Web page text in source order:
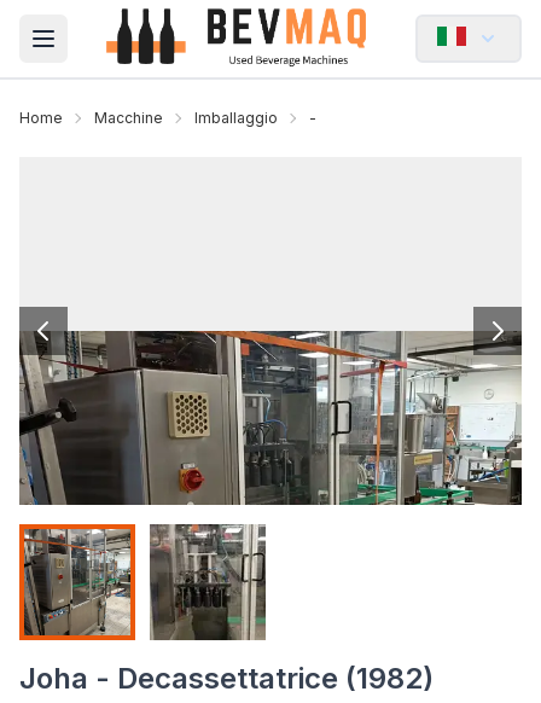
Open main menu
Home Macchine Imballaggio -
Joha - Decassettatrice (1982)